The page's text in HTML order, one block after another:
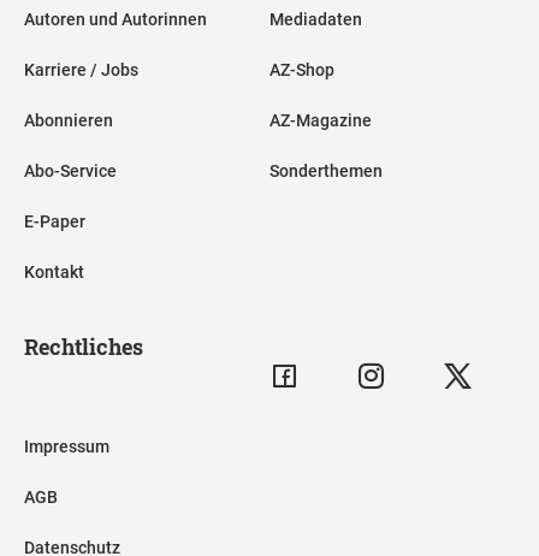
Autoren und Autorinnen
Karriere / Jobs
Abonnieren
Abo-Service
E-Paper
Kontakt
Mediadaten
AZ-Shop
AZ-Magazine
Sonderthemen
Rechtliches
Impressum
AGB
Datenschutz